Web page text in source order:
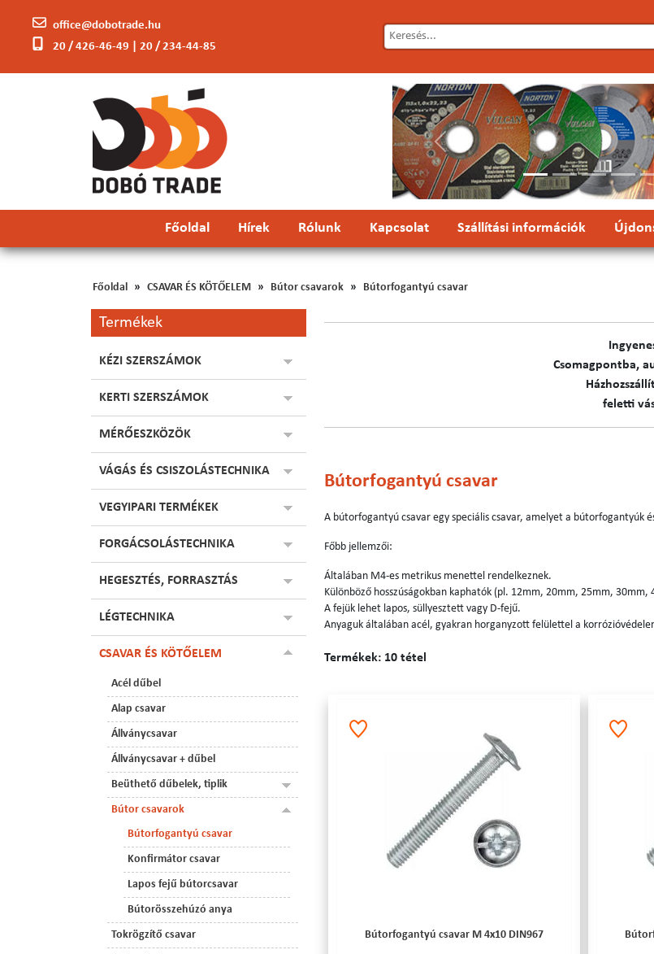
office@dobotrade.hu
20 / 426-46-49 | 20 / 234-44-85
Előző
Főoldal Hírek Rólunk Kapcsolat Szállítási információk
Főoldal CSAVAR ÉS KÖTŐELEM Bútor csavarok Bútorfogantyú csavar
Termékek
KÉZI SZERSZÁMOK
KERTI SZERSZÁMOK
MÉRŐESZKÖZÖK
VÁGÁS ÉS CSISZOLÁSTECHNIKA
VEGYIPARI TERMÉKEK
FORGÁCSOLÁSTECHNIKA
HEGESZTÉS, FORRASZTÁS
LÉGTECHNIKA
CSAVAR ÉS KÖTŐELEM
Acél dűbel
Alap csavar
Állványcsavar
Állványcsavar + dűbel
Beüthető dűbelek, tiplik
Bútor csavarok
Bútorfogantyú csavar
Konfirmátor csavar
Lapos fejű bútorcsavar
Bútorösszehúzó anya
Tokrögzítő csavar
C​​​somagpontba,
feletti
Bútorfogantyú csavar
A bútorfogantyú csavar egy speciális csavar, amelyet a bútorfogantyúk
Főbb jellemzői:
Általában M4-es metrikus menettel rendelkeznek.
Különböző hosszúságokban kaphatók (pl. 12mm, 20mm, 25mm,
A fejük lehet lapos, süllyesztett vagy D-fejű.
Anyaguk általában acél, gyakran horganyzott felülettel a
Termékek: 10 tétel
Bútorfogantyú csavar M 4x10 DIN967